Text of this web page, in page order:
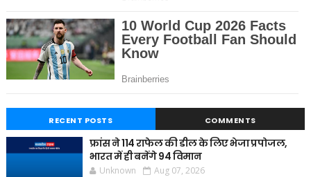
RECENT POSTS COMMENTS
फ्रांस ने 114 राफेल की डील के लिए भेजा प्रपोजल,
भारत में ही बनेंगे 94 विमान
Unknown Aug 07, 2026